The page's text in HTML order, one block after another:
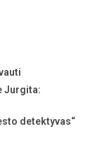
Jurgita:
detektyvas“